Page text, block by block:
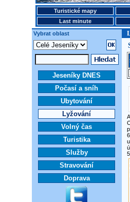
Turistické mapy
Last minute
Vybrat oblast
Jeseníky DNES
Počasí a sníh
Ubytování
Lyžování
Volný čas
Turistika
Služby
Stravování
Doprava